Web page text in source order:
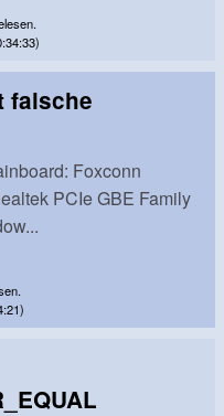
falsche
Foxconn
PCIe GBE Family